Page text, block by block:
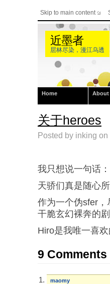
Skip to main content
近墨者
层林尽染，漫江乌透
Home About
关于heroes
Posted by inking
我只想说一句话：
天骄们真是随心
作为一个伪sfer
干脆玄幻裸奔的
Hiro是我唯一喜
9 Comments
maomy